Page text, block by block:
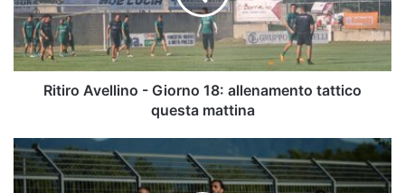
allenamento
tattico
questa
mattina
Ritiro Avellino - Giorno 18: allenamento tattico
questa mattina
Report
medico:
trauma